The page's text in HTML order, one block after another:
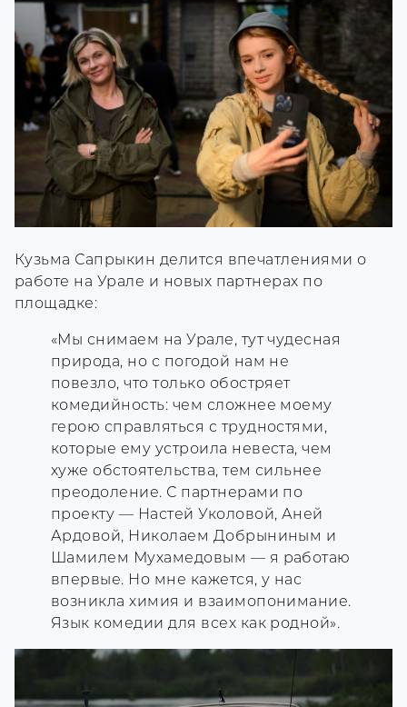
Кузьма Сапрыкин делится впечатлениями о
работе на Урале и новых партнерах по
площадке:
«Мы снимаем на Урале, тут чудесная
природа, но с погодой нам не
повезло, что только обостряет
комедийность: чем сложнее моему
герою справляться с трудностями,
которые ему устроила невеста, чем
хуже обстоятельства, тем сильнее
преодоление. С партнерами по
проекту — Настей Уколовой, Аней
Ардовой, Николаем Добрыниным и
Шамилем Мухамедовым — я работаю
впервые. Но мне кажется, у нас
возникла химия и взаимопонимание.
Язык комедии для всех как родной».